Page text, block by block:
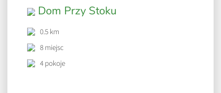
Dom Przy Stoku
0.5 km
8 miejsc
4 pokoje